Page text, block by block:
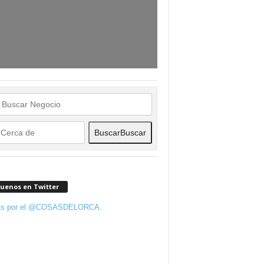
BuscarBuscar
en Twitter
por el @COSASDELORCA.